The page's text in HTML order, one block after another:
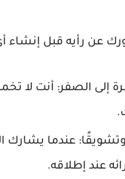
عن رأيه قبل إنشاء
إلى الصفر: أنت لا
عندما يشارك
عند إطلاقه.